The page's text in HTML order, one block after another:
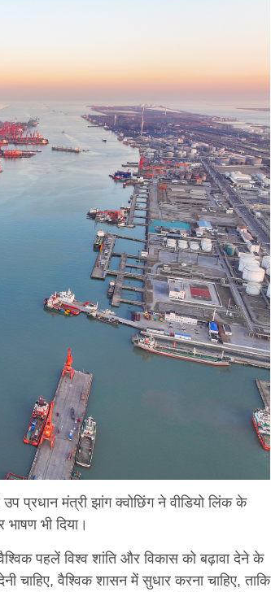
प्रधान मंत्री झांग क्वोछिंग ने वीडियो लिंक के
भी दिया।
वैश्विक पहलें विश्व शांति और विकास को बढ़ावा देने के
चाहिए, वैश्विक शासन में सुधार करना चाहिए, ताकि